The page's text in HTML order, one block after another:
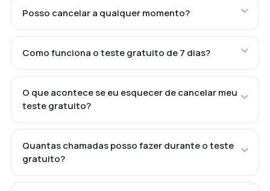
Posso cancelar a qualquer momento?
Como funciona o teste gratuito de 7 dias?
O que acontece se eu esquecer de cancelar meu
teste gratuito?
Quantas chamadas posso fazer durante o teste
gratuito?